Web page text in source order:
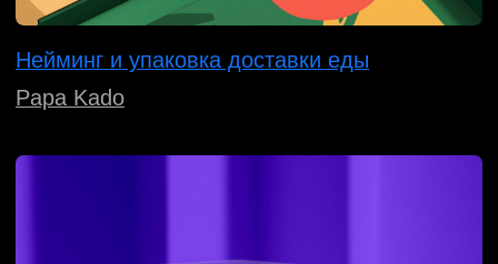
Логотип и производителя электрощитового
оборудования
Проэлтех